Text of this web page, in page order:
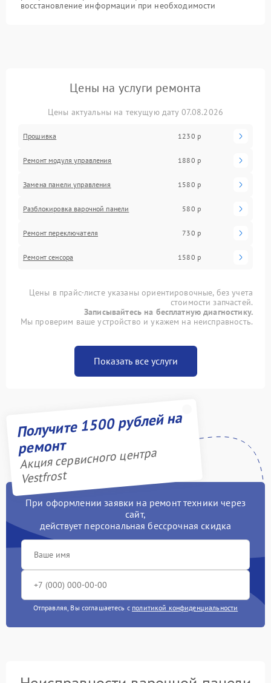
восстановление информации при необходимости
Цены на услуги ремонта
Цены актуальны на текущую дату 07.08.2026
Прошивка 1230 р
Ремонт модуля управления 1880 р
Замена панели управления 1580 р
Разблокировка варочной панели 580 р
Ремонт переключателя 730 р
Ремонт сенсора 1580 р
Цены в прайс-листе указаны ориентировочные, без учета
стоимости запчастей.
Записывайтесь на бесплатную диагностику.
Мы проверим ваше устройство и укажем на неисправность.
Показать все услуги
Получите 1500 рублей на
ремонт
Акция сервисного центра
Vestfrost
При оформлении заявки на ремонт техники через
сайт,
действует персональная бессрочная скидка
Отправляя, Вы соглашаетесь с политикой конфиденциальности